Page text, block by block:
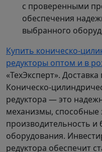
с проверенными
обеспечения
выбранного
Купить коническо-
редукторы оптом и в
«ТехЭксперт».
Коническо-
редуктора — это
механизмы, способные
производительность и
оборудования.
редуктора обеспечит